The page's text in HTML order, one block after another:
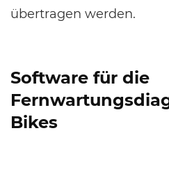
übertragen werden.
Software für die
Bikes